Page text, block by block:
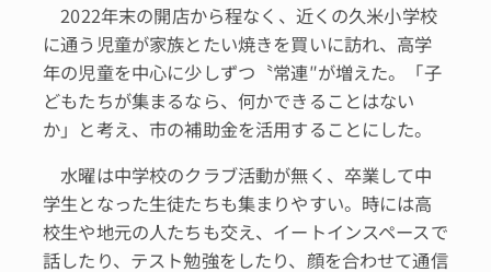
2022年末の開店から程なく、近くの久米小学校
に通う児童が家族とたい焼きを買いに訪れ、高学
年の児童を中心に少しずつ〝常連″が増えた。「子
どもたちが集まるなら、何かできることはない
か」と考え、市の補助金を活用することにした。
水曜は中学校のクラブ活動が無く、卒業して中
学生となった生徒たちも集まりやすい。時には高
校生や地元の人たちも交え、イートインスペースで
話したり、テスト勉強をしたり、顔を合わせて通信